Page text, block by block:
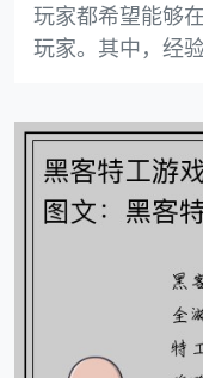
玩家都希望能够
玩家。其中，经